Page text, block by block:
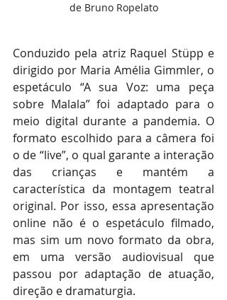
de Bruno Ropelato
Conduzido pela atriz Raquel Stüpp e
dirigido por Maria Amélia Gimmler, o
espetáculo “A sua Voz: uma peça
sobre Malala” foi adaptado para o
meio digital durante a pandemia. O
formato escolhido para a câmera foi
o de “live”, o qual garante a interação
das crianças e mantém a
característica da montagem teatral
original. Por isso, essa apresentação
online não é o espetáculo filmado,
mas sim um novo formato da obra,
em uma versão audiovisual que
passou por adaptação de atuação,
direção e dramaturgia.